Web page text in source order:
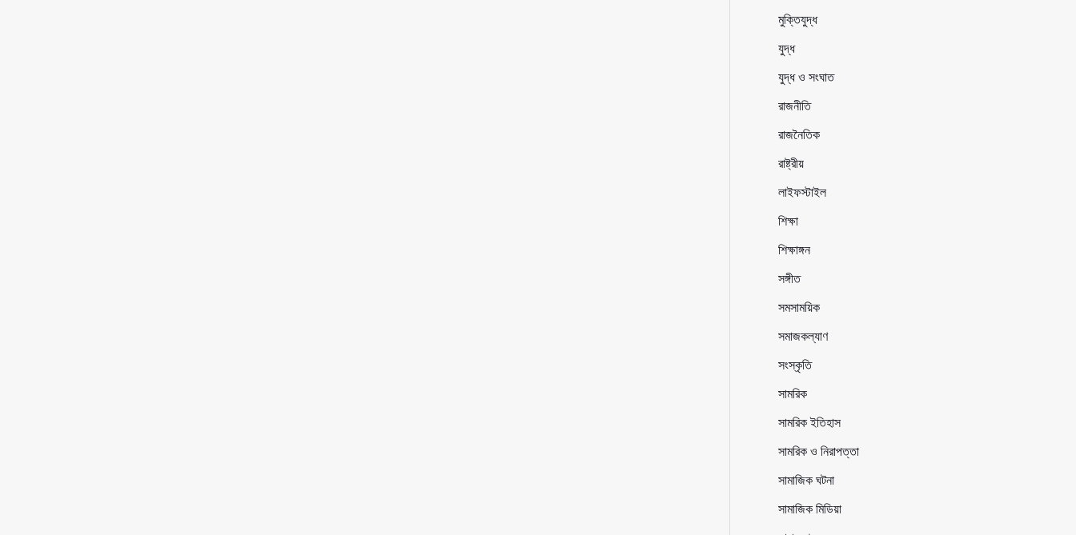
মুক্তিযুদ্ধ
যুদ্ধ
যুদ্ধ ও সংঘাত
রাজনীতি
রাজনৈতিক
রাষ্ট্রীয়
লাইফস্টাইল
শিক্ষা
শিক্ষাঙ্গন
সঙ্গীত
সমসাময়িক
সমাজকল্যাণ
সংস্কৃতি
সামরিক
সামরিক ইতিহাস
সামরিক ও নিরাপত্তা
সামাজিক ঘটনা
সামাজিক মিডিয়া